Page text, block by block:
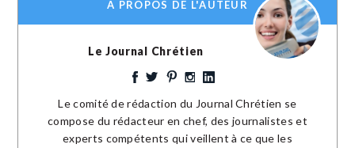
A PROPOS DE L'AUTEUR
Le Journal Chrétien
Le comité de rédaction du Journal Chrétien se
compose du rédacteur en chef, des journalistes et
experts compétents qui veillent à ce que les